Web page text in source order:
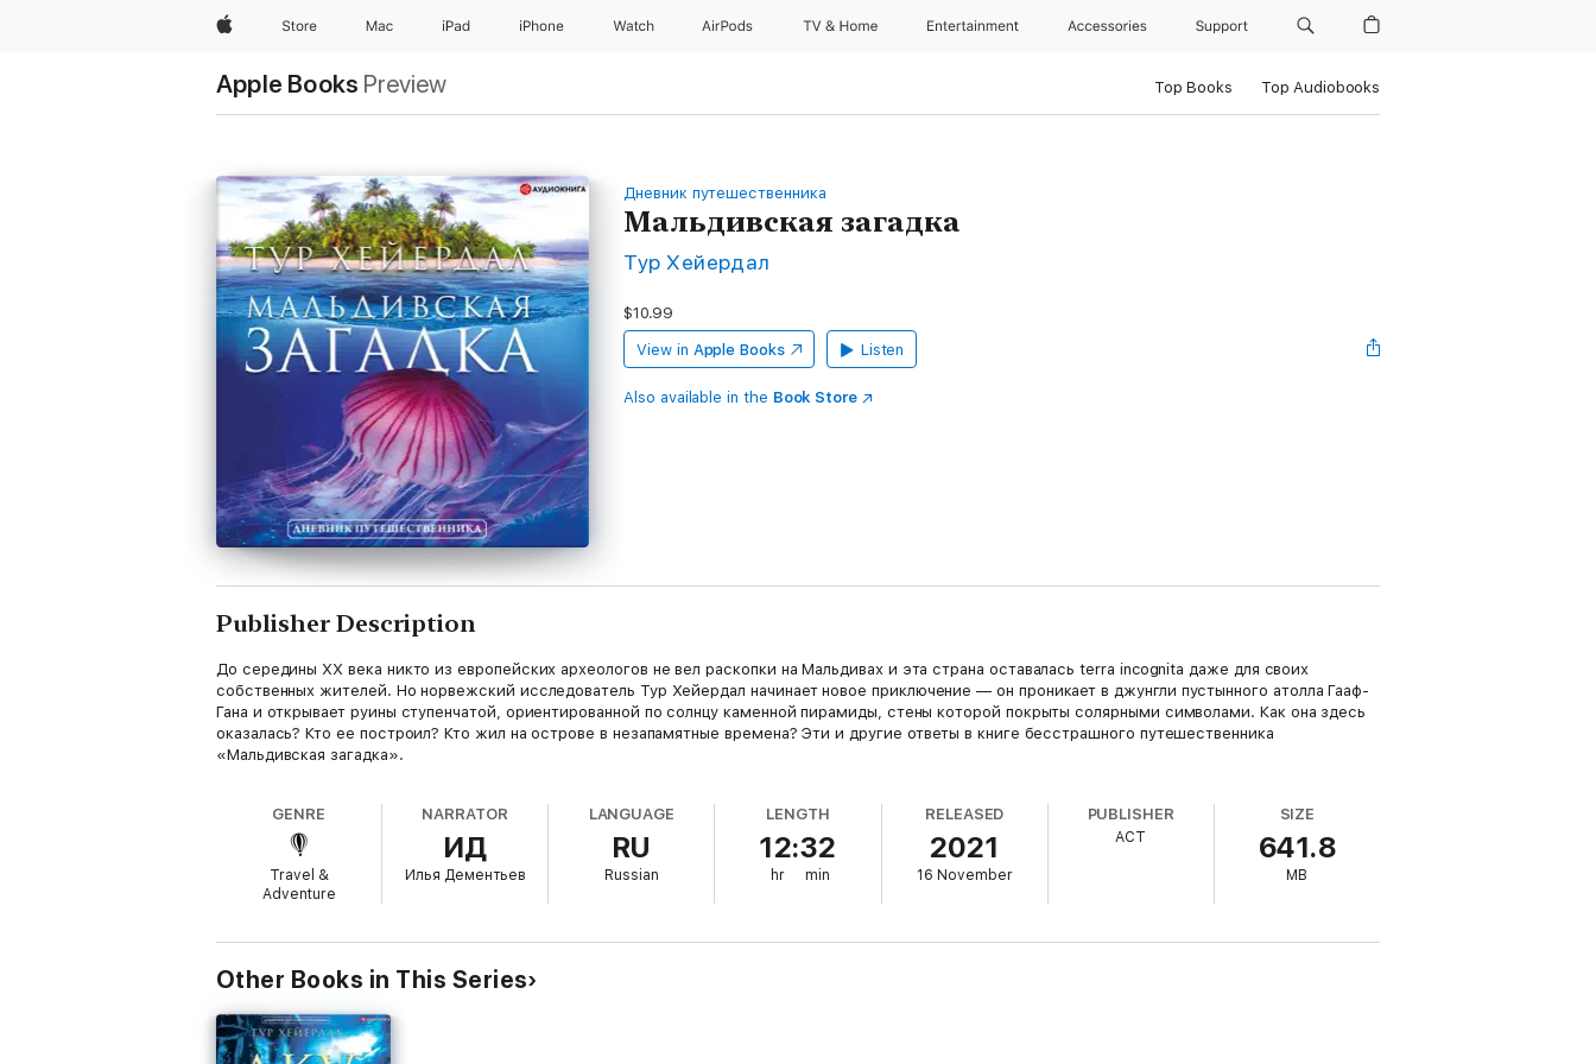
AppleStore Mac iPad iPhone Watch AirPods TV & Home Entertainment Accessories Support
Apple Books Preview Top Books Top Audiobooks
Дневник путешественника
Мальдивская загадка
Тур Хейердал
$10.99
View in Apple Books Listen
Also available in the Book Store
Publisher Description
До середины ХХ века никто из европейских археологов не вел раскопки на Мальдивах и эта страна оставалась terra incognita даже для своих
собственных жителей. Но норвежский исследователь Тур Хейердал начинает новое приключение — он проникает в джунгли пустынного атолла Гааф-
Гана и открывает руины ступенчатой, ориентированной по солнцу каменной пирамиды, стены которой покрыты солярными символами. Как она здесь
оказалась? Кто ее построил? Кто жил на острове в незапамятные времена? Эти и другие ответы в книге бесстрашного путешественника
«Мальдивская загадка».
GENRE
Travel &
Adventure
NARRATOR
ИД
Илья Дементьев
LANGUAGE
RU
Russian
LENGTH
12:32
hr min
RELEASED
2021
16 November
PUBLISHER
АСТ
SIZE
641.8
MB
Other Books in This Series